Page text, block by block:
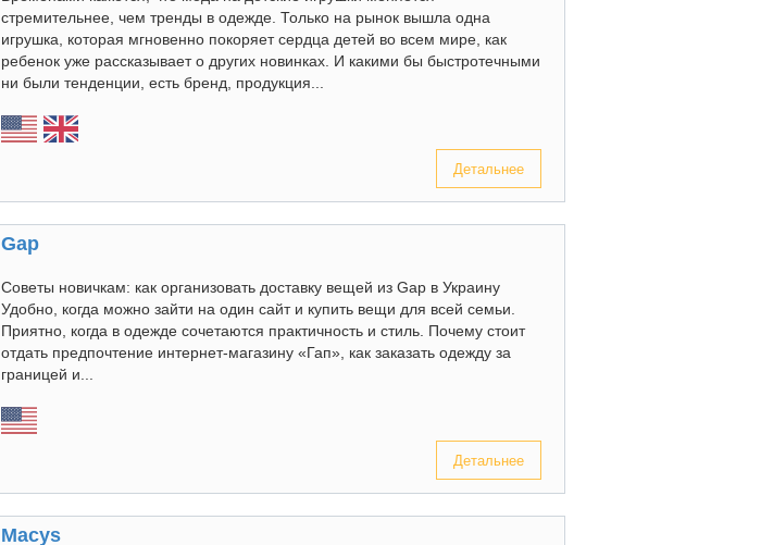
стремительнее, чем тренды в одежде. Только на рынок вышла одна
игрушка, которая мгновенно покоряет сердца детей во всем мире, как
ребенок уже рассказывает о других новинках. И какими бы быстротечными
ни были тенденции, есть бренд, продукция...
Детальнее
Gap
Советы новичкам: как организовать доставку вещей из Gap в Украину
Удобно, когда можно зайти на один сайт и купить вещи для всей семьи.
Приятно, когда в одежде сочетаются практичность и стиль. Почему стоит
отдать предпочтение интернет-магазину «Гап», как заказать одежду за
границей и...
Детальнее
Macys